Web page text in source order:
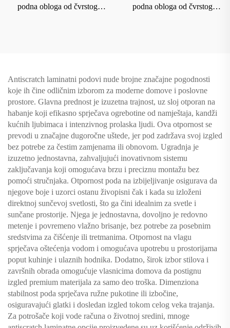
podna obloga od čvrstog
podna obloga od čvrstog
Antiscratch laminatni podovi nude brojne značajne pogodnosti
koje ih čine odličnim izborom za moderne domove i poslovne
prostore. Glavna prednost je izuzetna trajnost, uz sloj otporan na
habanje koji efikasno sprječava ogrebotine od namještaja, kandži
kućnih ljubimaca i intenzivnog prolaska ljudi. Ova otpornost se
prevodi u značajne dugoročne uštede, jer pod zadržava svoj izgled
bez potrebe za čestim zamjenama ili obnovom. Ugradnja je
izuzetno jednostavna, zahvaljujući inovativnom sistemu
zaključavanja koji omogućava brzu i preciznu montažu bez
pomoći stručnjaka. Otpornost poda na izbijeljivanje osigurava da
njegove boje i uzorci ostanu živopisni čak i kada su izloženi
direktnoj sunčevoj svetlosti, što ga čini idealnim za svetle i
sunčane prostorije. Njega je jednostavna, dovoljno je redovno
metenje i povremeno vlažno brisanje, bez potrebe za posebnim
sredstvima za čišćenje ili tretmanima. Otpornost na vlagu
sprječava oštećenja vodom i omogućava upotrebu u prostorijama
poput kuhinje i ulaznih hodnika. Dodatno, širok izbor stilova i
završnih obrada omogućuje vlasnicima domova da postignu
izgled premium materijala za samo deo troška. Dimenziona
stabilnost poda sprječava ružne pukotine ili izbočine,
osiguravajući glatki i dosledan izgled tokom celog veka trajanja.
Za potrošače koji vode računa o životnoj sredini, mnoge